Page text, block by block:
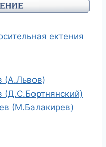
ектения
(А.Львов)
(Д.С.Бортнянский)
(М.Балакирев)